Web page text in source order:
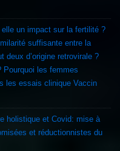
un impact sur la fertilité ?
suffisante entre la
d’origine retrovirale ?
les femmes
les essais clinique Vaccin
holistique et Covid: mise à
et réductionnistes du